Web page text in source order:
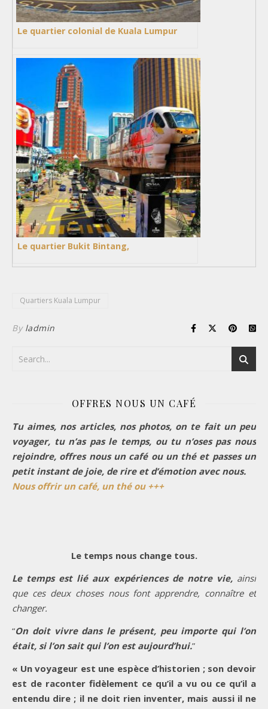
Le quartier colonial de Kuala Lumpur
Le quartier Bukit Bintang,
Quartiers Kuala Lumpur
By ladmin
OFFRES NOUS UN CAFÉ
Tu aimes, nos articles, nos photos, on te fait un peu
voyager, tu n’as pas le temps, ou tu n’oses pas nous
rejoindre, offres nous un café ou un thé et passes un
petit instant de joie, de rire et d’émotion avec nous.
Nous offrir un café, un thé ou +++
Le temps nous change tous.
Le temps est lié aux expériences de notre vie, ainsi
que ces deux choses nous font apprendre, connaître et
changer.
“On doit vivre dans le présent, peu importe qui l’on
était, si l’on sait qui l’on est aujourd’hui.”
« Un voyageur est une espèce d’historien ; son devoir
est de raconter fidèlement ce qu’il a vu ou ce qu’il a
entendu dire ; il ne doit rien inventer, mais aussi il ne